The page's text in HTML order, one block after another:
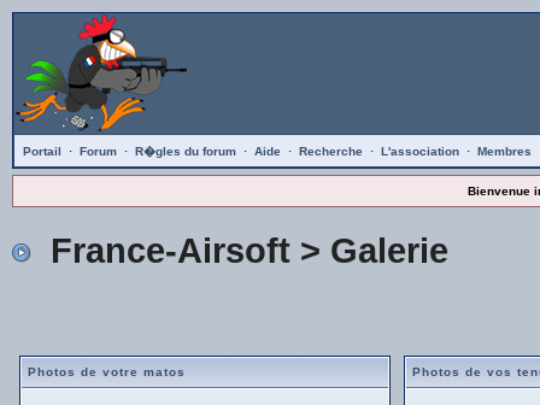
Portail · Forum · R�gles du forum · Aide · Recherche · L'association · Membres
Bienvenue
France-Airsoft> Galerie
Photos de votre matos Photos de vos